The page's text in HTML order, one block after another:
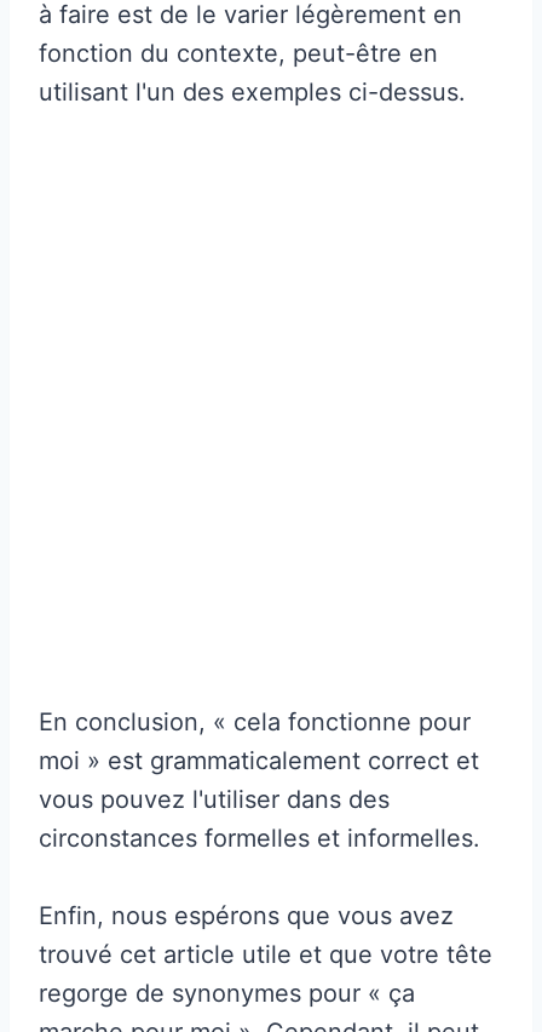
à faire est de le varier légèrement en
fonction du contexte, peut-être en
utilisant l'un des exemples ci-dessus.
En conclusion, « cela fonctionne pour
moi » est grammaticalement correct et
vous pouvez l'utiliser dans des
circonstances formelles et informelles.
Enfin, nous espérons que vous avez
trouvé cet article utile et que votre tête
regorge de synonymes pour « ça